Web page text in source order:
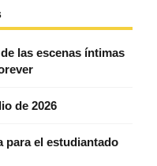
las escenas íntimas
de 2026
para el estudiantado